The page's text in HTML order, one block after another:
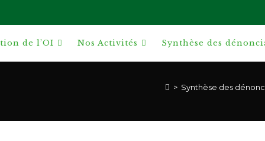
de l’OI Nos Activités Synthèse des
> Synthèse des